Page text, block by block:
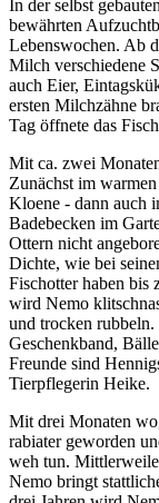
In der selbst
bewährten
Lebenswochen. Ab
Milch verschiedene
auch Eier,
ersten Milchzähne
Tag öffnete das
Mit ca. zwei
Zunächst im
Kloene - dann auch
Badebecken im
Ottern nicht
Dichte, wie bei
Fischotter haben bis
wird Nemo
und trocken
Geschenkband,
Freunde sind
Tierpflegerin Heike.
Mit drei Monaten
rabiater geworden
weh tun. Mittlerweile
Nemo bringt